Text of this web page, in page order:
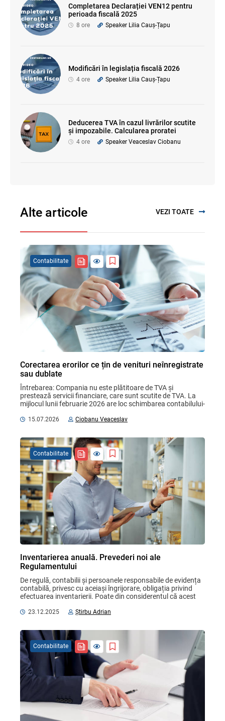
Completarea Declarației VEN12 pentru
perioada fiscală 2025
8 ore Speaker Lilia Cauș-Țapu
Modificări în legislația fiscală 2026
4 ore Speaker Lilia Cauș-Țapu
Deducerea TVA în cazul livrărilor scutite
și impozabile. Calcularea proratei
4 ore Speaker Veaceslav Ciobanu
Alte articole VEZI TOATE
Corectarea erorilor ce țin de venituri neînregistrate
sau dublate
Întrebarea: Compania nu este plătitoare de TVA și
prestează servicii financiare, care sunt scutite de TVA. La
mijlocul lunii februarie 2026 are loc schimbarea contabilului-
15.07.2026 Ciobanu Veaceslav
Contabilitate
Inventarierea anuală. Prevederi noi ale
Regulamentului
De regulă, contabilii și persoanele responsabile de evidența
contabilă, privesc cu aceiași îngrijorare, obligația privind
efectuarea inventarierii. Poate din considerentul că acest
23.12.2025 Știrbu Adrian
Contabilitate
Contabilitate